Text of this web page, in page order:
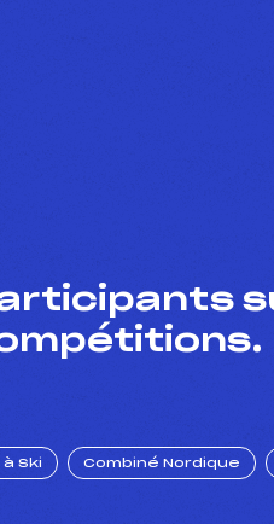
Ski Combiné Nordique